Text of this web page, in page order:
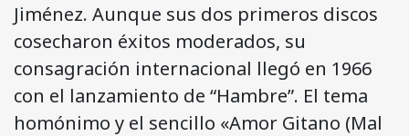
Jiménez. Aunque sus dos primeros discos
cosecharon éxitos moderados, su
consagración internacional llegó en 1966
con el lanzamiento de “Hambre”. El tema
homónimo y el sencillo «Amor Gitano (Mal